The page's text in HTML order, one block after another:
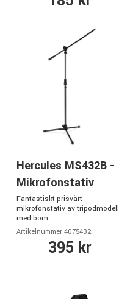
Hercules MS432B -
Mikrofonstativ
Fantastiskt prisvärt
mikrofonstativ av tripodmodell
med bom.
Artikelnummer 4075432
395 kr